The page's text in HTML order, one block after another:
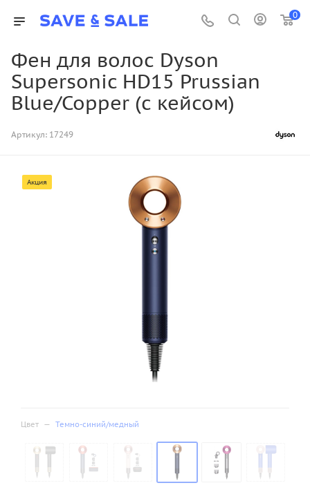
0
Фен для волос Dyson
Supersonic HD15 Prussian
Blue/Copper (с кейсом)
Артикул: 17249
Акция
Цвет — Темно-синий/медный